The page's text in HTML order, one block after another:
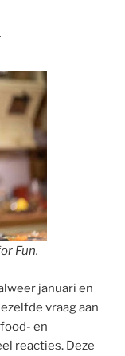
Fun.
januari en
vraag aan
en
reacties. Deze